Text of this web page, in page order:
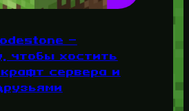
—
чтобы хостить
сервера и